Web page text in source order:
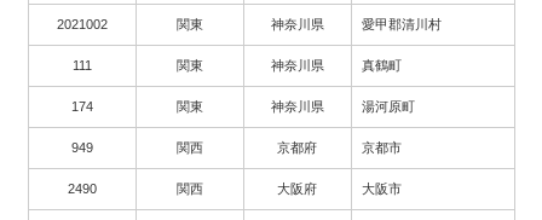
2021002 関東 神奈川県 愛甲郡清川村
111 関東 神奈川県 真鶴町
174 関東 神奈川県 湯河原町
949 関西 京都府 京都市
2490 関西 大阪府 大阪市